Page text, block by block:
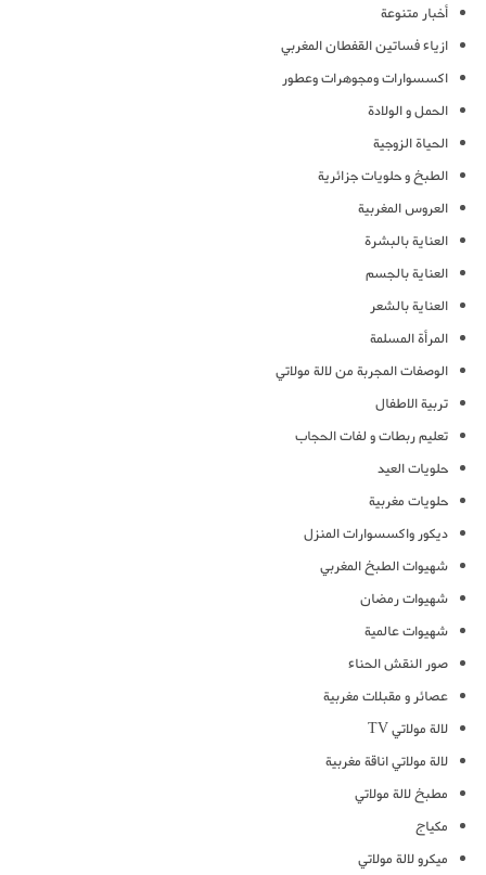
أخبار متنوعة
ازياء فساتين القفطان المغربي
اكسسوارات ومجوهرات وعطور
الحمل و الولادة
الحياة الزوجية
الطبخ و حلويات جزائرية
العروس المغربية
العناية بالبشرة
العناية بالجسم
العناية بالشعر
المرأة المسلمة
الوصفات المجربة من لالة مولاتي
تربية الاطفال
تعليم ربطات و لفات الحجاب
حلويات العيد
حلويات مغربية
ديكور واكسسوارات المنزل
شهيوات الطبخ المغربي
شهيوات رمضان
شهيوات عالمية
صور النقش الحناء
عصائر و مقبلات مغربية
لالة مولاتي TV
لالة مولاتي اناقة مغربية
مطبخ لالة مولاتي
مكياج
ميكرو لالة مولاتي